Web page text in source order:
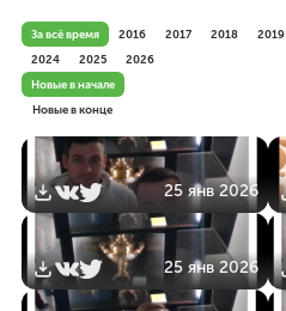
За всё время 2016 2017 2018 2019
2024
2025
2026
Новые в начале
Новые в конце
25 янв 2026
25 янв 2026